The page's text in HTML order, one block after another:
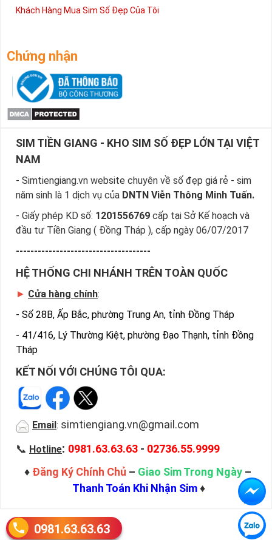
Khách Hàng Mua Sim Số Đẹp Của Tôi
Chứng nhận
SIM TIỀN GIANG - KHO SIM SỐ ĐẸP LỚN TẠI VIỆT
NAM
- Simtiengiang.vn website chuyên về số đẹp giá rẻ - sim
năm sinh là 1 dịch vụ của DNTN Viễn Thông Minh Tuấn.
- Giấy phép KD số: 1201556769 cấp tại Sở Kế hoạch và
đầu tư Tiền Giang ( Đồng Tháp ), cấp ngày 06/07/2017
-------------------------------------
HỆ THỐNG CHI NHÁNH TRÊN TOÀN QUỐC
► Cửa hàng chính:
- Số 28B, Ấp Bắc, phường Trung An, tỉnh Đồng Tháp
- 41/416, Lý Thường Kiệt, phường Đạo Thạnh, tỉnh Đồng
Tháp
KẾT NỐI VỚI CHÚNG TÔI QUA:
Email : simtiengiang.vn@gmail.com
📞 Hotline: 0981.63.63.63 - 02736.55.9999
♦ Đăng Ký Chính Chủ – Giao Sim Trong Ngày –
Thanh Toán Khi Nhận Sim♦
0981.63.63.63